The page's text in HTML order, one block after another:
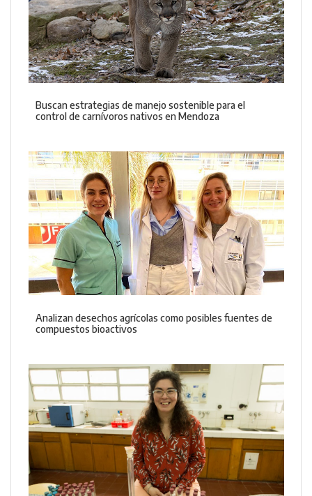
Buscan estrategias de manejo sostenible para el
control de carnívoros nativos en Mendoza
Analizan desechos agrícolas como posibles fuentes de
compuestos bioactivos